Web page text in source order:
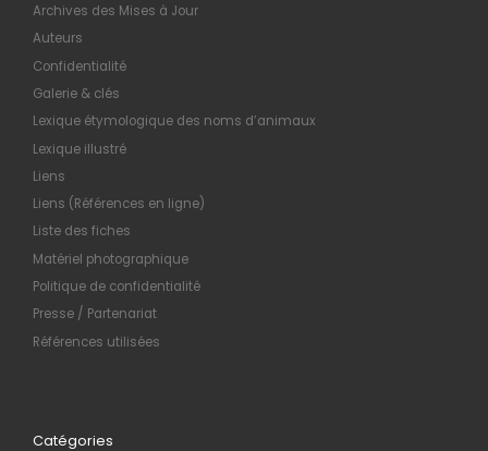
Archives des Mises à Jour
Auteurs
Confidentialité
Galerie & clés
Lexique étymologique des noms d’animaux
Lexique illustré
Liens
Liens (Références en ligne)
Liste des fiches
Matériel photographique
Politique de confidentialité
Presse / Partenariat
Références utilisées
Catégories